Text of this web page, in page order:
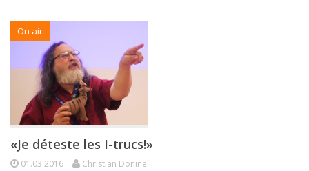
On air
«Je déteste les I-trucs!»
01.03.2016 Christian Doninelli